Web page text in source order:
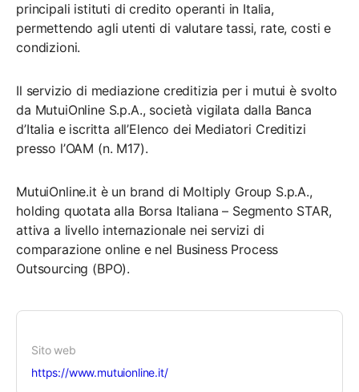
principali istituti di credito operanti in Italia,
permettendo agli utenti di valutare tassi, rate, costi e
condizioni.
Il servizio di mediazione creditizia per i mutui è svolto
da MutuiOnline S.p.A., società vigilata dalla Banca
d’Italia e iscritta all’Elenco dei Mediatori Creditizi
presso l’OAM (n. M17).
MutuiOnline.it è un brand di Moltiply Group S.p.A.,
holding quotata alla Borsa Italiana – Segmento STAR,
attiva a livello internazionale nei servizi di
comparazione online e nel Business Process
Outsourcing (BPO).
Sito web
https://www.mutuionline.it/